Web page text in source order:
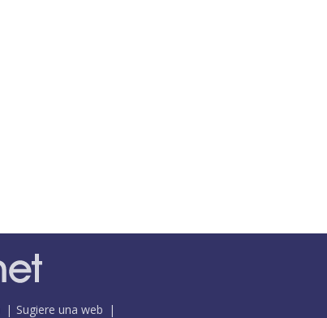
Sugiere una web